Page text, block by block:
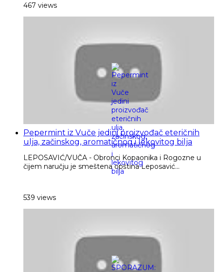
467 views
Pepermint iz Vuče jedini proizvođač eteričnih
ulja, začinskog, aromatičnog i lekovitog bilja
LEPOSAVIĆ/VUČA - Obronci Kopaonika i Rogozne u
čijem naručju je smeštena opština Leposavić...
539 views